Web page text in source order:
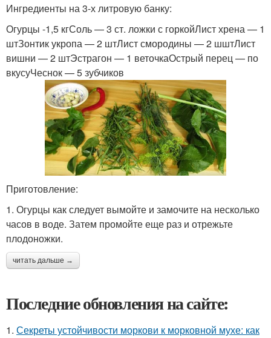
Ингредиенты на 3-х литровую банку:
Огурцы -1,5 кгСоль — 3 ст. ложки с горкойЛист хрена — 1
штЗонтик укропа — 2 штЛист смородины — 2 шштЛист
вишни — 2 штЭстрагон — 1 веточкаОстрый перец — по
вкусуЧеснок — 5 зубчиков
Приготовление:
1. Огурцы как следует вымойте и замочите на несколько
часов в воде. Затем промойте еще раз и отрежьте
плодоножки.
читать дальше →
Последние обновления на сайте:
1. Секреты устойчивости моркови к морковной мухе: как